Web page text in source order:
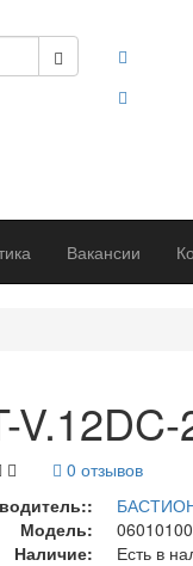
Вакансии
0 отзывов
Модель:
Наличие:
Есть в